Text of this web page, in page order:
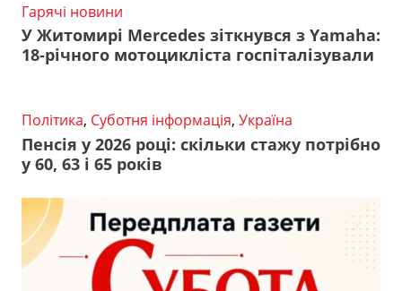
Гарячі новини
У Житомирі Mercedes зіткнувся з Yamaha:
18-річного мотоцикліста госпіталізували
Політика, Суботня інформація, Україна
Пенсія у 2026 році: скільки стажу потрібно
у 60, 63 і 65 років